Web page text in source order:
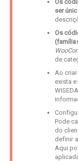
Os
ser
Os
de
Ao
exista
Pode
do
definir
Aqui